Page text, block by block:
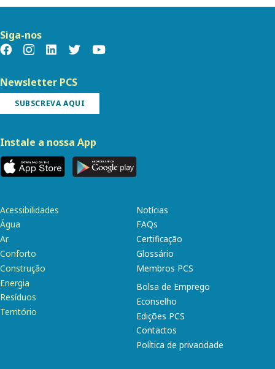
Siga-nos
Newsletter PCS
SUBSCREVA AQUI
Instale a nossa App
Acessibilidades
Água
Ar
Conforto
Construção
Energia
Resíduos
Território
Notícias
FAQs
Certificação
Glossário
Membros PCS
Bolsa de Emprego
Econselho
Edições PCS
Contactos
Política de privacidade